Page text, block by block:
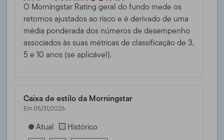
O Morningstar Rating geral do fundo mede os
retornos ajustados ao risco e é derivado de uma
média ponderada dos números de desempenho
associados às suas métricas de classificação de 3,
5 e 10 anos (se aplicável).
Caixa de estilo da Morningstar
Em 05/31/2026
[products.morningstar-stylebox-title-sr-equity]
Atual Histórico